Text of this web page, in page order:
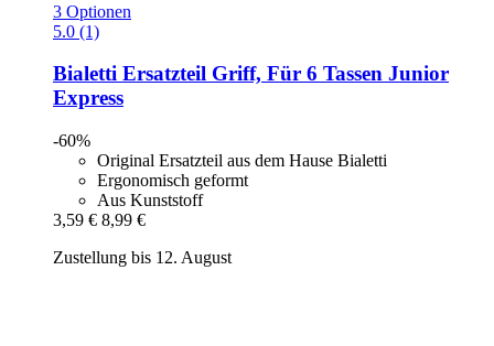
3 Optionen
5.0 (1)
Bialetti Ersatzteil Griff, Für 6 Tassen Junior
Express
-60%
Original Ersatzteil aus dem Hause Bialetti
Ergonomisch geformt
Aus Kunststoff
3,59 € 8,99 €
Zustellung bis 12. August